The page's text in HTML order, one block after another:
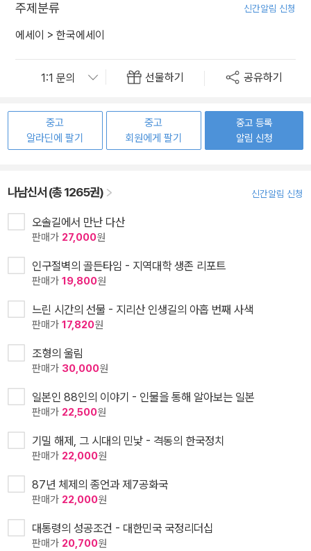
주제분류 신간알림 신청
에세이 > 한국에세이
선물하기 공유하기
중고
알라딘에 팔기
중고
회원에게 팔기
중고 등록
알림 신청
나남신서 (총 1265권) 신간알림 신청
오솔길에서 만난 다산
판매가 27,000원
인구절벽의 골든타임 - 지역대학 생존 리포트
판매가 19,800원
느린 시간의 선물 - 지리산 인생길의 아홉 번째 사색
판매가 17,820원
조형의 울림
판매가 30,000원
일본인 88인의 이야기 - 인물을 통해 알아보는 일본
판매가 22,500원
기밀 해제, 그 시대의 민낯 - 격동의 한국정치
판매가 22,000원
87년 체제의 종언과 제7공화국
판매가 22,000원
대통령의 성공조건 - 대한민국 국정리더십
판매가 20,700원